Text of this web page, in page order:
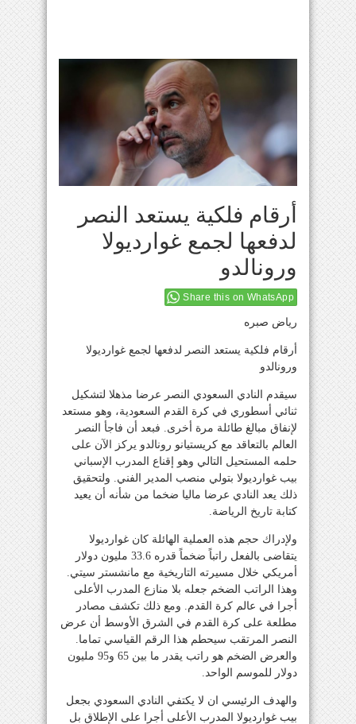
أرقام فلكية يستعد النصر
لدفعها لجمع غوارديولا
ورونالدو
Share this on WhatsApp
رياض صبره
أرقام فلكية يستعد النصر لدفعها لجمع غوارديولا
ورونالدو
سيقدم النادي السعودي النصر عرضا مذهلا لتشكيل
ثنائي أسطوري في كرة القدم السعودية، وهو مستعد
لإنفاق مبالغ طائلة مرة أخرى. فبعد أن فاجأ النصر
العالم بالتعاقد مع كريستيانو رونالدو يركز الآن على
حلمه المستحيل التالي وهو إقناع المدرب الإسباني
بيب غوارديولا بتولي منصب المدير الفني. ولتحقيق
ذلك يعد النادي عرضا ماليا ضخما من شأنه أن يعيد
كتابة تاريخ الرياضة.
ولإدراك حجم هذه العملية الهائلة كان غوارديولا
يتقاضى بالفعل راتباً ضخماً قدره 33.6 مليون دولار
أمريكي خلال مسيرته التاريخية مع مانشستر سيتي.
وهذا الراتب الضخم جعله بلا منازع المدرب الأعلى
أجرا في عالم كرة القدم. ومع ذلك تكشف مصادر
مطلعة على كرة القدم في الشرق الأوسط أن عرض
النصر المرتقب سيحطم هذا الرقم القياسي تماما.
والعرض الضخم هو راتب يقدر ما بين 65 و95 مليون
دولار للموسم الواحد.
والهدف الرئيسي ان لا يكتفي النادي السعودي بجعل
بيب غوارديولا المدرب الأعلى أجرا على الإطلاق بل